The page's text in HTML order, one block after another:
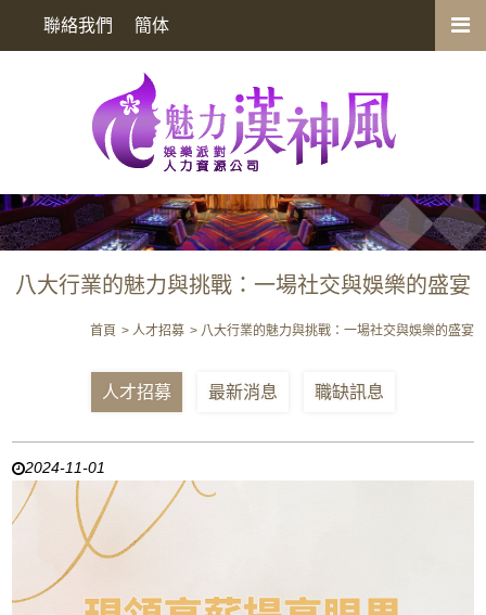
聯絡我們 簡体
八大行業的魅力與挑戰：一場社交與娛樂的盛宴
首頁 人才招募 八大行業的魅力與挑戰：一場社交與娛樂的盛宴
人才招募 最新消息 職缺訊息
2024-11-01